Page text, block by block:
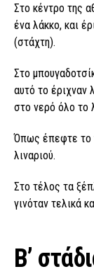
Στο κέντρο της
ένα λάκκο, και
(στάχτη).
Στο
αυτό το έριχναν
στο νερό όλο το
Όπως έπεφτε το
λιναριού.
Στο τέλος τα
γινόταν τελικά
Β’